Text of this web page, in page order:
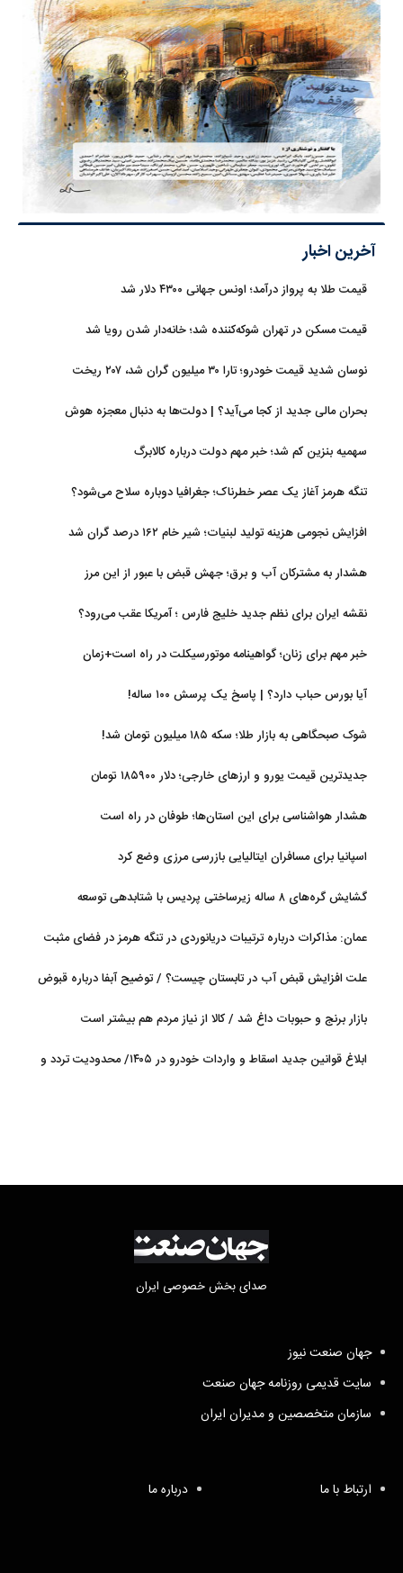
آخرین اخبار
قیمت طلا به پرواز درآمد؛ اونس جهانی ۴۳۰۰ دلار شد
قیمت مسکن در تهران شوکه‌کننده شد؛ خانه‌دار شدن رویا شد
نوسان شدید قیمت خودرو؛ تارا ۳۰ میلیون گران شد، ۲۰۷ ریخت
بحران مالی جدید از کجا می‌آید؟ | دولت‌ها به دنبال معجزه هوش
سهمیه بنزین کم شد؛ خبر مهم دولت درباره کالابرگ
تنگه هرمز آغاز یک عصر خطرناک؛ جغرافیا دوباره سلاح می‌شود؟
افزایش نجومی هزینه تولید لبنیات؛ شیر خام ۱۶۲ درصد گران شد
هشدار به مشترکان آب و برق؛ جهش قبض با عبور از این مرز
نقشه ایران برای نظم جدید خلیج فارس ؛ آمریکا عقب می‌رود؟
خبر مهم برای زنان؛ گواهینامه موتورسیکلت در راه است+زمان
آیا بورس حباب دارد؟ | پاسخ یک پرسش ۱۰۰ ساله!
شوک صبحگاهی به بازار طلا؛ سکه ۱۸۵ میلیون تومان شد!
جدیدترین قیمت یورو و ارزهای خارجی؛ دلار ۱۸۵۹۰۰ تومان
هشدار هواشناسی برای این استان‌ها؛ طوفان در راه است
اسپانیا برای مسافران ایتالیایی بازرسی مرزی وضع کرد
گشایش گره‌های ۸ ساله زیرساختی پردیس با شتابدهی توسعه
عمان: مذاکرات درباره ترتیبات دریانوردی در تنگه هرمز در فضای مثبت
علت افزایش قبض آب در تابستان چیست؟ / توضیح آبفا درباره قبوض
بازار برنج و حبوبات داغ شد / کالا از نیاز مردم هم بیشتر است
ابلاغ قوانین جدید اسقاط و واردات خودرو در ۱۴۰۵/ محدودیت تردد و
صدای بخش خصوصی ایران
جهان صنعت نیوز
سایت قدیمی روزنامه جهان صنعت
سازمان متخصصین و مدیران ایران
ارتباط با ما درباره ما